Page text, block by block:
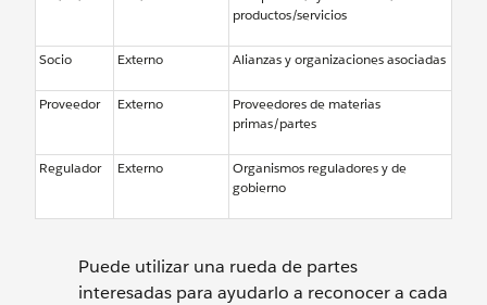
productos/servicios
Socio Externo Alianzas y organizaciones asociadas
Proveedor Externo
Proveedores de materias
primas/partes
Regulador Externo
Organismos reguladores y de
gobierno
Puede utilizar una rueda de partes
interesadas para ayudarlo a reconocer a cada